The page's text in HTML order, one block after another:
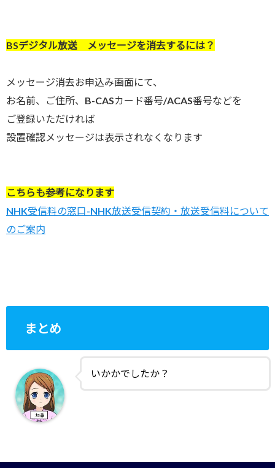
BSデジタル放送 メッセージを消去するには？
メッセージ消去お申込み画面にて、
お名前、ご住所、B-CASカード番号/ACAS番号などを
ご登録いただければ
設置確認メッセージは表示されなくなります
こちらも参考になります
NHK受信料の窓口-NHK放送受信契約・放送受信料について
のご案内
まとめ
いかかでしたか？